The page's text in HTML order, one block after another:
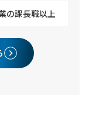
の課長職以上